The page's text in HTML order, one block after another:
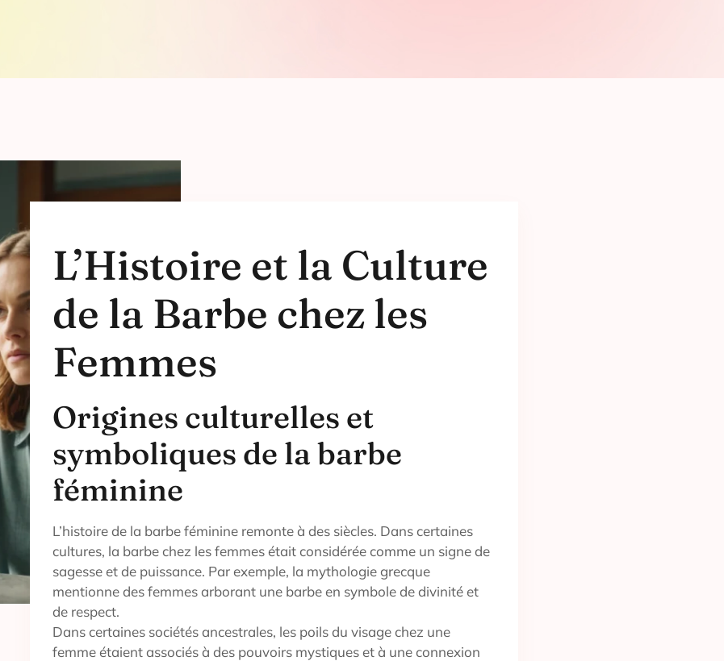
L’Histoire et la Culture
de la Barbe chez les
Femmes
Origines culturelles et
symboliques de la barbe
féminine
L’histoire de la barbe féminine remonte à des siècles. Dans certaines
cultures, la barbe chez les femmes était considérée comme un signe de
sagesse et de puissance. Par exemple, la mythologie grecque
mentionne des femmes arborant une barbe en symbole de divinité et
de respect.
Dans certaines sociétés ancestrales, les poils du visage chez une
femme étaient associés à des pouvoirs mystiques et à une connexion